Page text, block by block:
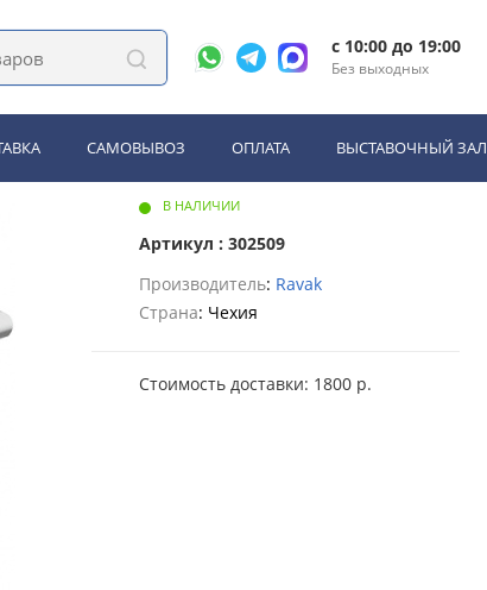
c 10:00 до 19:00
Без выходных
САМОВЫВОЗ ОПЛАТА ВЫСТАВОЧНЫЙ ЗАЛ
душа (X070121)
150 для душа (X070121)
В НАЛИЧИИ
Артикул : 302509
Производитель: Ravak
Страна: Чехия
Стоимость доставки: 1800 р.